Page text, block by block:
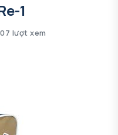
1
lượt xem